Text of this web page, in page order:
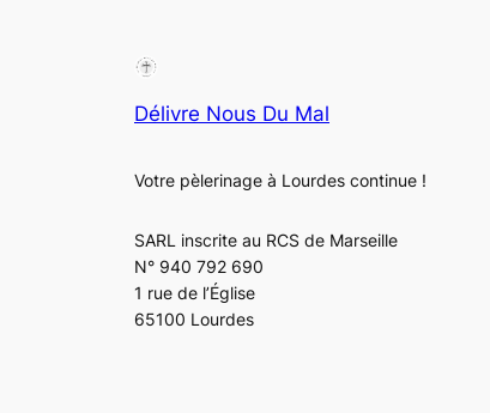
Délivre Nous Du Mal
Votre pèlerinage à Lourdes continue !
SARL inscrite au RCS de Marseille
N° 940 792 690
1 rue de l’Église
65100 Lourdes